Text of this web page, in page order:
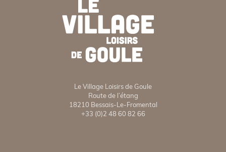
Le Village Loisirs de Goule
Route de l’étang
18210 Bessais-Le-Fromental
+33 (0)2 48 60 82 66